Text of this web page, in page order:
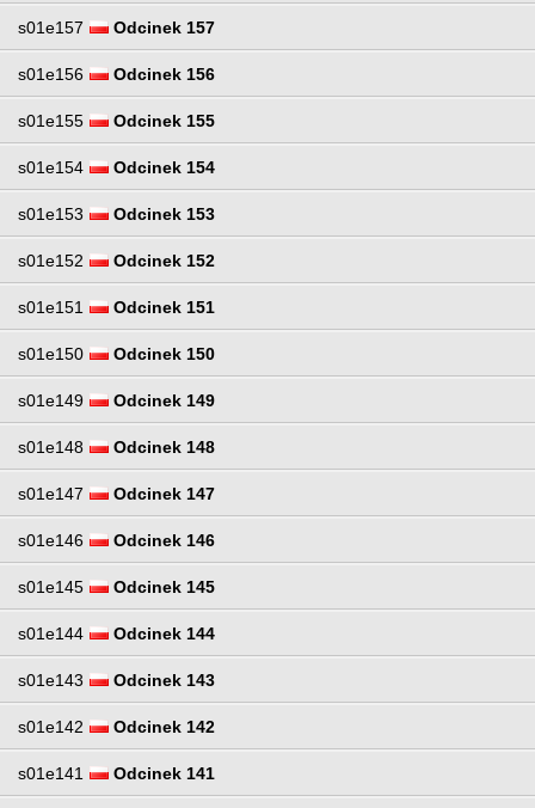
s01e157 Odcinek 157
s01e156 Odcinek 156
s01e155 Odcinek 155
s01e154 Odcinek 154
s01e153 Odcinek 153
s01e152 Odcinek 152
s01e151 Odcinek 151
s01e150 Odcinek 150
s01e149 Odcinek 149
s01e148 Odcinek 148
s01e147 Odcinek 147
s01e146 Odcinek 146
s01e145 Odcinek 145
s01e144 Odcinek 144
s01e143 Odcinek 143
s01e142 Odcinek 142
s01e141 Odcinek 141